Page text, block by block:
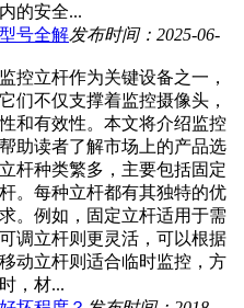
的安全...
号全解发布时间：2025-06-
控立杆作为关键设备之一，
们不仅支撑着监控摄像头，
和有效性。本文将介绍监控
助读者了解市场上的产品选
杆种类繁多，主要包括固定
。每种立杆都有其独特的优
。例如，固定立杆适用于需
调立杆则更灵活，可以根据
动立杆则适合临时监控，方
，材...